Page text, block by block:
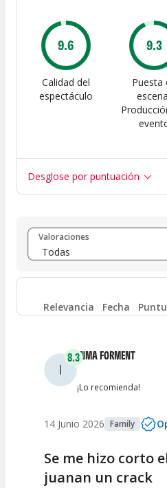
9.6
Calidad del
espectáculo
9.3
Puesta
Desglose por puntuación
Entre 8 y 10 (14)
Entre 6 y 8 (0)
Entre 4 y 6 0
Entre 0 y 2
Valoraciones
Relevancia Fecha
I
8.3INMA FORMENT
¡Lo recomienda!
14 Junio 2026 Family
Se me hizo corto
juanan un crack